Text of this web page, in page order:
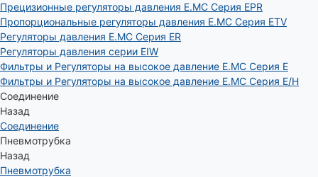
Прецизионные регуляторы давления E.MC Серия EPR
Пропорциональные регуляторы давления E.MC Серия ETV
Регуляторы давления E.MC Серия ER
Регуляторы давления серии EIW
Фильтры и Регуляторы на высокое давление E.MC Серия E
Фильтры и Регуляторы на высокое давление E.MC Серия E/H
Соединение
Назад
Соединение
Пневмотрубка
Назад
Пневмотрубка